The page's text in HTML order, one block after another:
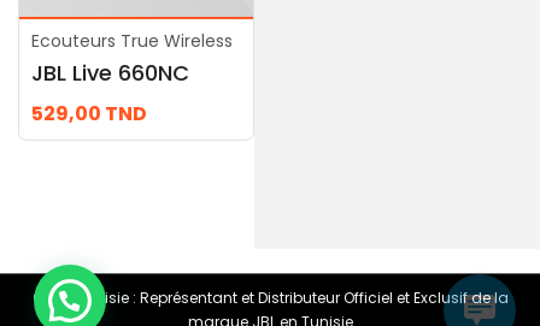
Ecouteurs True Wireless
JBL Live 660NC
529,00 TND
© JBL Tunisie : Représentant et Distributeur Officiel et Exclusif de la
marque JBL en Tunisie